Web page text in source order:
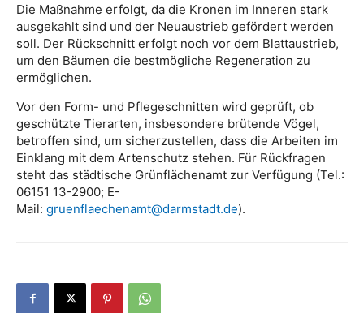
Die Maßnahme erfolgt, da die Kronen im Inneren stark
ausgekahlt sind und der Neuaustrieb gefördert werden
soll. Der Rückschnitt erfolgt noch vor dem Blattaustrieb,
um den Bäumen die bestmögliche Regeneration zu
ermöglichen.
Vor den Form- und Pflegeschnitten wird geprüft, ob
geschützte Tierarten, insbesondere brütende Vögel,
betroffen sind, um sicherzustellen, dass die Arbeiten im
Einklang mit dem Artenschutz stehen. Für Rückfragen
steht das städtische Grünflächenamt zur Verfügung (Tel.:
06151 13-2900; E-
Mail: gruenflaechenamt@darmstadt.de).